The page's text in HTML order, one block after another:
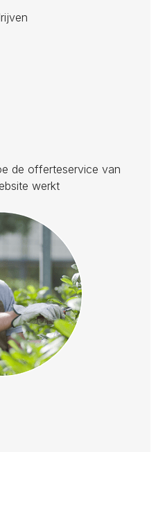
de offerteservice van
werkt